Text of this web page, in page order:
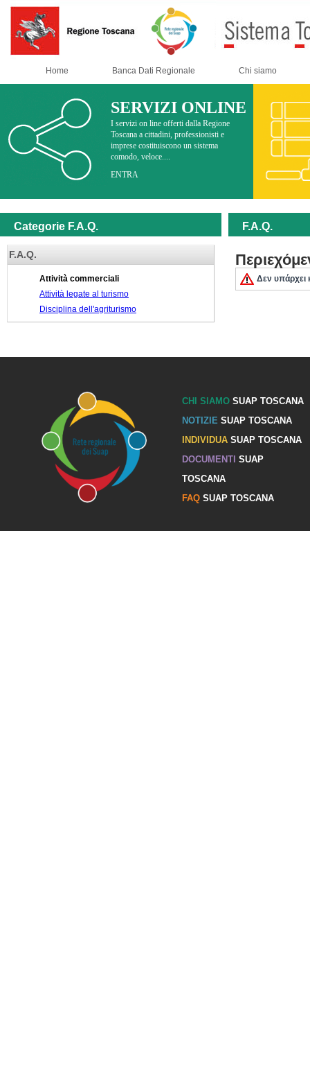
Home Banca Dati Regionale Chi siamo
SERVIZI ONLINE
I servizi on line offerti dalla Regione
Toscana a cittadini, professionisti e
imprese costituiscono un sistema
comodo, veloce....
ENTRA
Categorie F.A.Q.
F.A.Q.
Attività commerciali
Attività legate al turismo
Disciplina dell'agriturismo
F.A.Q.
Δεν υπάρχει
CHI SIAMOSUAP TOSCANA
NOTIZIE SUAP TOSCANA
INDIVIDUASUAP TOSCANA
DOCUMENTI SUAP
TOSCANA
FAQSUAP TOSCANA